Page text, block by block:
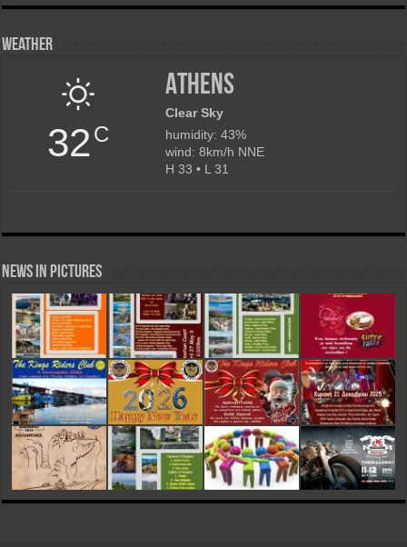
Weather
32C
Athens
Clear Sky
humidity: 43%
wind: 8km/h NNE
H 33 • L 31
News in Pictures